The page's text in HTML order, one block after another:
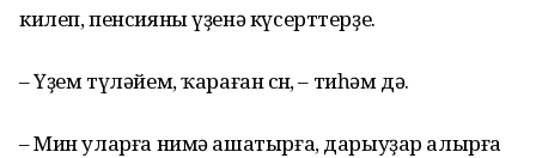
килеп, пенсияны үҙенә күсерттерҙе.
– Үҙем түләйем, ҡараған өсөн, – тиһәм дә.
– Мин уларға нимә ашатырға, дарыуҙар алырға